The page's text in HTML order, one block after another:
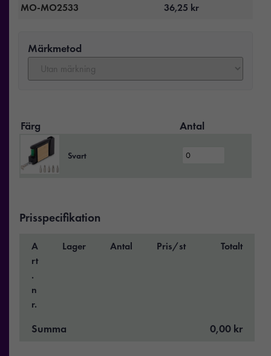
MO-MO2533
36,25 kr
Märkmetod
Färg Antal
Svart
Prisspecifikation
A
rt
.
n
r.
Lager Antal Pris/st Totalt
Summa 0,00 kr